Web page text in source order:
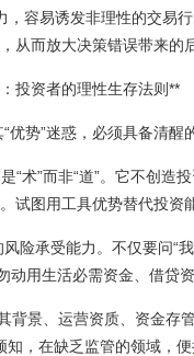
容易诱发非理性的交易
从而放大决策错误带来的
投资者的理性生存法则**
势”迷惑，必须具备清醒
术”而非“道”。它不创造
试图用工具优势替代投资
险承受能力。不仅要问“
用生活必需资金、借贷资
景、运营资质、资金存
，在缺乏监管的领域，便